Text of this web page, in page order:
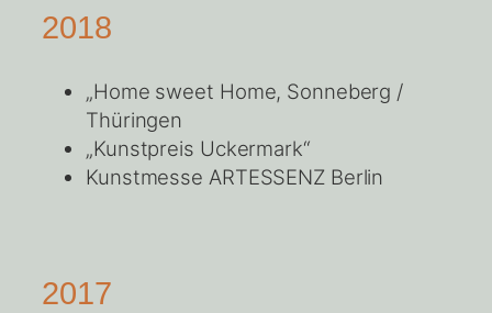
2018
„Home sweet Home, Sonneberg /
Thüringen
„Kunstpreis Uckermark“
Kunstmesse ARTESSENZ Berlin
2017